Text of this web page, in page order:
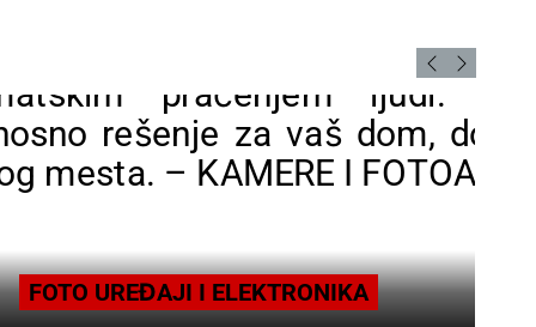
FOTO UREĐAJI I ELEKTRONIKA